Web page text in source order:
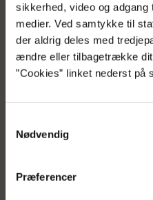
sikkerhed, video og
medier. Ved samtykke til
der aldrig deles med
ændre eller tilbagetrække
”Cookies” linket nederst på
Nødvendig
Præferencer
Hanne Carstenschiold,
”Dyrkningen er
åbner nye
bæredygtig
kun sjovt og en
anderledes og